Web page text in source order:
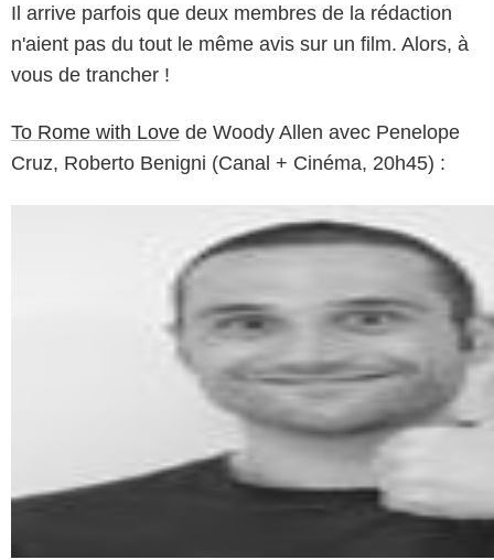
Il arrive parfois que deux membres de la rédaction
n'aient pas du tout le même avis sur un film. Alors, à
vous de trancher !
To Rome with Love de Woody Allen avec Penelope
Cruz, Roberto Benigni (Canal + Cinéma, 20h45) :